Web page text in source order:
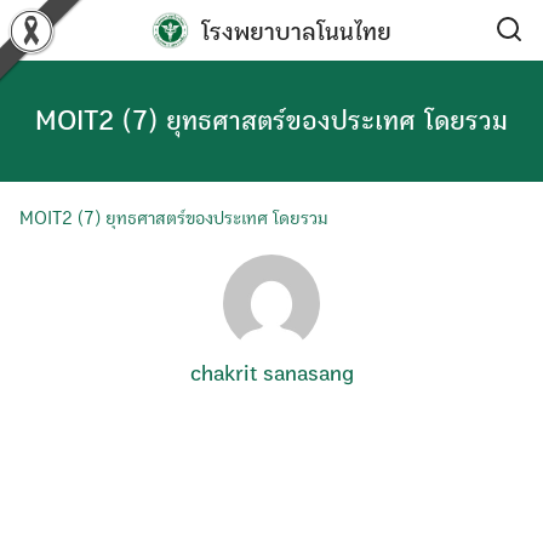
Skip
to
content
โรงพยาบาลโนนไทย
MOIT2 (7) ยุทธศาสตร์ของประเทศ โดยรวม
MOIT2 (7) ยุทธศาสตร์ของประเทศ โดยรวม
chakrit sanasang